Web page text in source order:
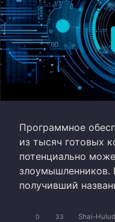
Программное
из тысяч готовых
потенциально
злоумышленников.
получивший
0 33 Shai-Hulud